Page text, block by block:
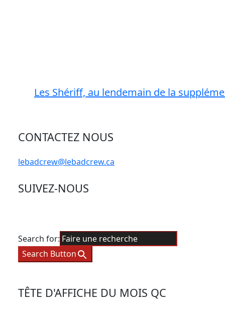
Les Shériff, au lendemain de la
CONTACTEZ NOUS
lebadcrew@lebadcrew.ca
SUIVEZ-NOUS
Search for:
Search Button
TÊTE D'AFFICHE DU MOIS QC